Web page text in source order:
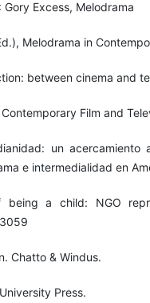
Gory Excess, Melodrama
Melodrama in
between cinema and
Film and
un
e intermedialidad en
a child: NGO
Chatto & Windus.
Press.